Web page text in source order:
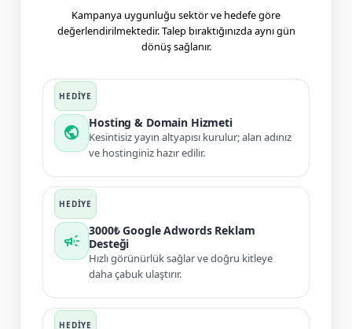
Kampanya uygunluğu sektör ve hedefe göre
değerlendirilmektedir. Talep bıraktığınızda aynı gün
dönüş sağlanır.
public
Hosting & Domain Hizmeti
Kesintisiz yayın altyapısı kurulur; alan adınız
ve hostinginiz hazır edilir.
campaign
3000₺ Google Adwords Reklam
Desteği
Hızlı görünürlük sağlar ve doğru kitleye
daha çabuk ulaştırır.